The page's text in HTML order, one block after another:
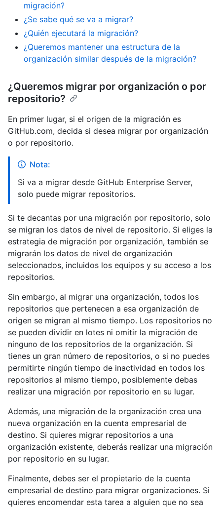
migración?
¿Se sabe qué se va a migrar?
¿Quién ejecutará la migración?
¿Queremos mantener una estructura de la
organización similar después de la migración?
¿Queremos migrar por organización o por
repositorio?
En primer lugar, si el origen de la migración es
GitHub.com, decida si desea migrar por organización
o por repositorio.
Nota:
Si va a migrar desde GitHub Enterprise Server,
solo puede migrar repositorios.
Si te decantas por una migración por repositorio, solo
se migran los datos de nivel de repositorio. Si eliges la
estrategia de migración por organización, también se
migrarán los datos de nivel de organización
seleccionados, incluidos los equipos y su acceso a los
repositorios.
Sin embargo, al migrar una organización, todos los
repositorios que pertenecen a esa organización de
origen se migran al mismo tiempo. Los repositorios no
se pueden dividir en lotes ni omitir la migración de
ninguno de los repositorios de la organización. Si
tienes un gran número de repositorios, o si no puedes
permitirte ningún tiempo de inactividad en todos los
repositorios al mismo tiempo, posiblemente debas
realizar una migración por repositorio en su lugar.
Además, una migración de la organización crea una
nueva organización en la cuenta empresarial de
destino. Si quieres migrar repositorios a una
organización existente, deberás realizar una migración
por repositorio en su lugar.
Finalmente, debes ser el propietario de la cuenta
empresarial de destino para migrar organizaciones. Si
quieres encomendar esta tarea a alguien que no sea